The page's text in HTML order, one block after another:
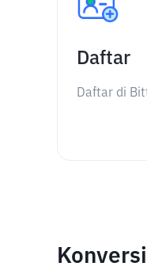
Daftar
Daftar di